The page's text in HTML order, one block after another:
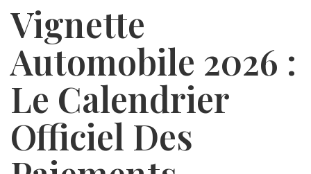
Vignette
Automobile 2026 :
Le Calendrier
Officiel Des